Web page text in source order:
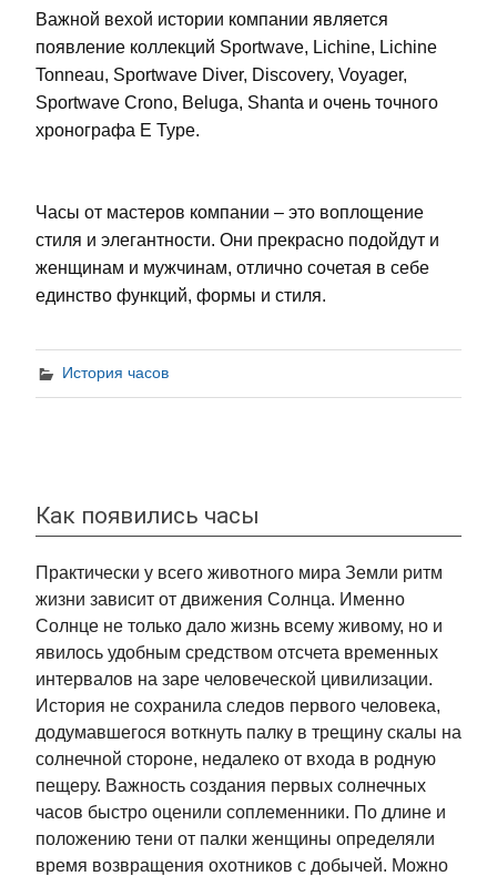
Важной вехой истории компании является
появление коллекций Sportwave, Lichine, Lichine
Tonneau, Sportwave Diver, Discovery, Voyager,
Sportwave Crono, Beluga, Shanta и очень точного
хронографа E Type.
Часы от мастеров компании – это воплощение
стиля и элегантности. Они прекрасно подойдут и
женщинам и мужчинам, отлично сочетая в себе
единство функций, формы и стиля.
История часов
Как появились часы
Практически у всего животного мира Земли ритм
жизни зависит от движения Солнца. Именно
Солнце не только дало жизнь всему живому, но и
явилось удобным средством отсчета временных
интервалов на заре человеческой цивилизации.
История не сохранила следов первого человека,
додумавшегося воткнуть палку в трещину скалы на
солнечной стороне, недалеко от входа в родную
пещеру. Важность создания первых солнечных
часов быстро оценили соплеменники. По длине и
положению тени от палки женщины определяли
время возвращения охотников с добычей. Можно